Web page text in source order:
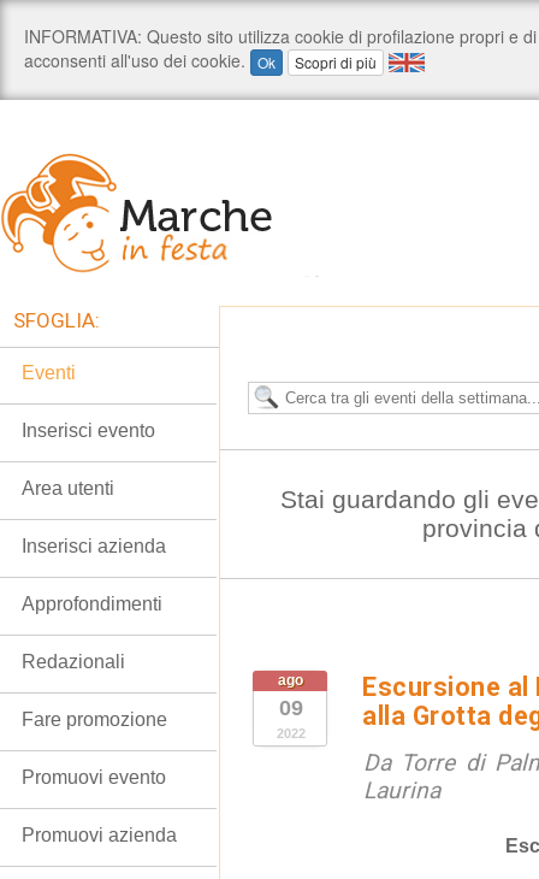
Stai guardando gli
provincia
ago
09
2022
Escursione al
alla Grotta
Da Torre di
Laurina
SFOGLIA:
Eventi
Inserisci evento
Area utenti
Inserisci azienda
Approfondimenti
Redazionali
Fare promozione
Promuovi evento
Promuovi azienda